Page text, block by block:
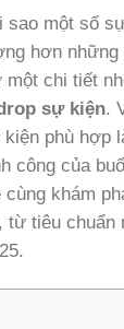
sao một số
hơn
chi tiết
sự kiện.
phù hợp
công của
khám
tiêu chuẩn